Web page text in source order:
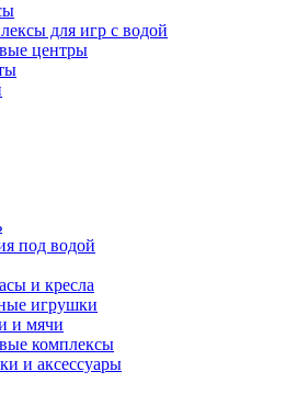
для игр с водой
центры
под водой
и кресла
игрушки
и мячи
комплексы
и аксессуары